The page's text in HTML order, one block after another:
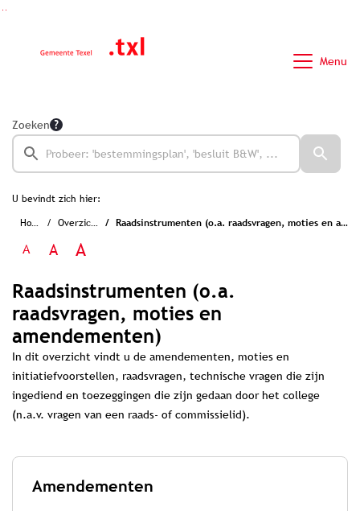
Menu
Zoeken
U bevindt zich hier:
Home Overzichten Raadsinstrumenten (o.a. raadsvragen, moties en amendementen)
A A A
Raadsinstrumenten (o.a.
raadsvragen, moties en
amendementen)
In dit overzicht vindt u de amendementen, moties en
initiatiefvoorstellen, raadsvragen, technische vragen die zijn
ingediend en toezeggingen die zijn gedaan door het college
(n.a.v. vragen van een raads- of commissielid).
Amendementen